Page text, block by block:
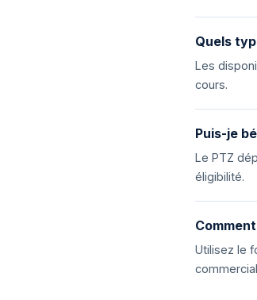
Quels
Les
cours.
Puis-je
Le PTZ
éligibilité.
Utilisez le